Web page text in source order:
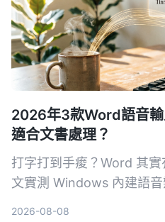
2026年3款Word語音
適合文書處理？
打字打到手痠？Word 其
文實測 Windows 內建語
2026-08-08